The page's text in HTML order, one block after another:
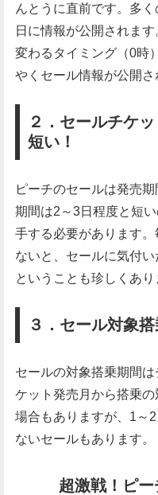
んとうに直前です。多
日に情報が公開されま
変わるタイミング（0時
やくセール情報が公開さ
２．セールチケ
短い！
ピーチのセールは発売
期間は2～3日程度と短
手する必要があります
ないと、セールに気付
ということも珍しくあり
３．セール対象
セールの対象搭乗期間
ケット発売月から搭乗
場合もありますが、1～
ないセールもあります。
超激戦！ピー